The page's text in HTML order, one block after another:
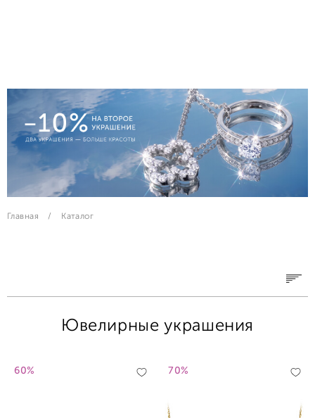
Главная Каталог
Ювелирные украшения
60% 70%